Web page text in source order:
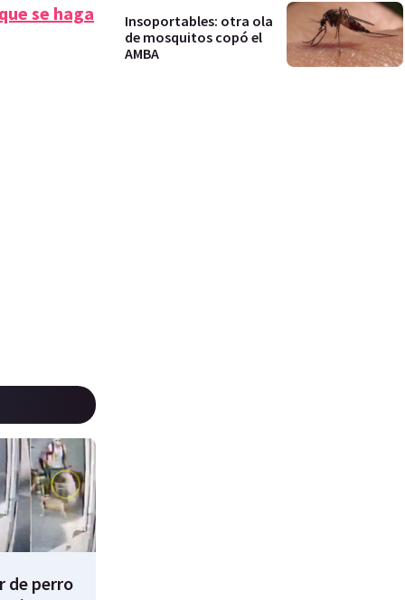
se haga
de perro
Insoportables: otra ola
de mosquitos copó el
AMBA